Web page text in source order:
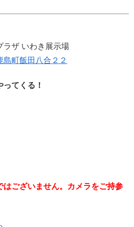
ラザ いわき展示場
町飯田八合２２
てくる！
ございません。カメラをご持参